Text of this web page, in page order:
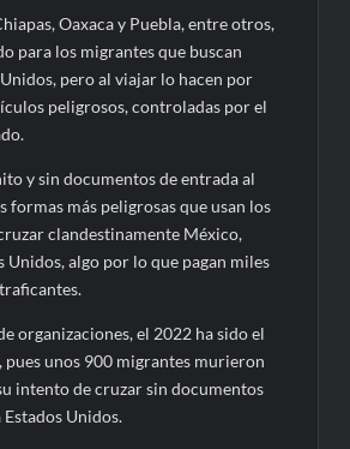
Oaxaca y Puebla, entre otros,
para los migrantes que buscan
pero al viajar lo hacen por
peligrosos, controladas por el
y sin documentos de entrada al
formas más peligrosas que usan los
clandestinamente México,
Unidos, algo por lo que pagan miles
organizaciones, el 2022 ha sido el
pues unos 900 migrantes murieron
intento de cruzar sin documentos
Unidos.